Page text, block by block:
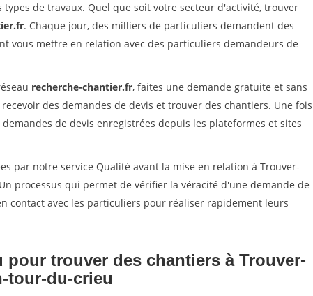
de travaux. Quel que soit votre secteur d'activité, trouver
. Chaque jour, des milliers de particuliers demandent des
vous mettre en relation avec des particuliers demandeurs de
recherche-chantier.fr, faites une demande gratuite et sans
des demandes de devis et trouver des chantiers. Une fois
de devis enregistrées depuis les plateformes et sites
par notre service Qualité avant la mise en relation à Trouver-
processus qui permet de vérifier la véracité d'une demande de
contact avec les particuliers pour réaliser rapidement leurs
pour trouver des chantiers à Trouver-
tour-du-crieu